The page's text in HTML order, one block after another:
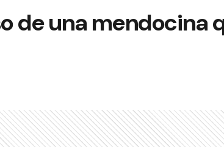
de una mendocina